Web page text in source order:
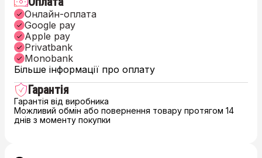
Онлайн-оплата
Google pay
Apple pay
Privatbank
Monobank
Більше інформації про оплату
Гарантія
Гарантія від виробника
Можливий обмін або повернення товару протягом 14
днів з моменту покупки